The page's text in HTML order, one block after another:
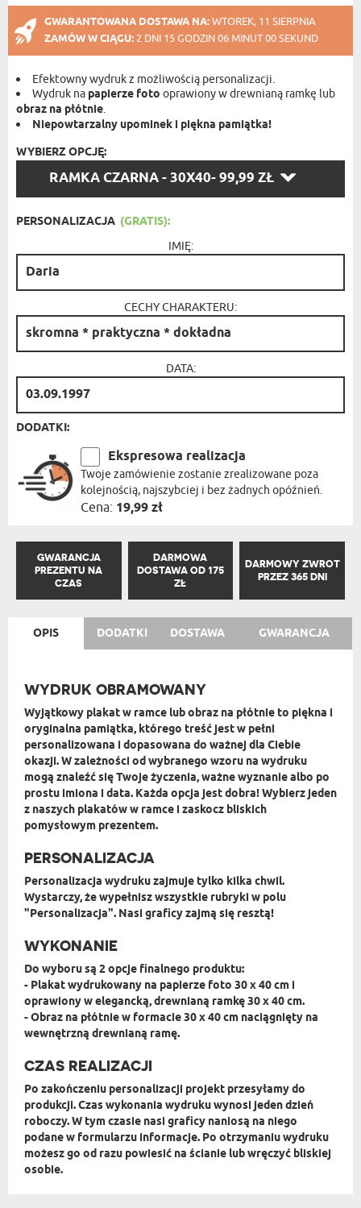
GWARANTOWANA DOSTAWA NA:WTOREK, 11 SIERPNIA
ZAMÓW W CIĄGU: 2 DNI 15 GODZIN 05 MINUT 59 SEKUND
Efektowny wydruk z możliwością personalizacji.
Wydruk na papierze foto oprawiony w drewnianą ramkę lub
obraz na płótnie.
Niepowtarzalny upominek i piękna pamiątka!
WYBIERZ OPCJĘ:
RAMKA CZARNA - 30X40- 99,99 ZŁ
WYBIERZ
OPCJĘ:
PERSONALIZACJA (GRATIS):
IMIĘ:
CECHY CHARAKTERU:
DATA:
DODATKI:
Ekspresowa realizacja
Twoje zamówienie zostanie zrealizowane poza
kolejnością, najszybciej i bez żadnych opóźnień.
Cena: 19,99 zł
GWARANCJA
PREZENTU NA
CZAS
DARMOWA
DOSTAWA OD 175
ZŁ
DARMOWY ZWROT
PRZEZ 365 DNI
OPIS DODATKI DOSTAWA GWARANCJA
WYDRUK OBRAMOWANY
Wyjątkowy plakat w ramce lub obraz na płótnie to piękna i
oryginalna pamiątka, którego treść jest w pełni
personalizowana i dopasowana do ważnej dla Ciebie
okazji. W zależności od wybranego wzoru na wydruku
mogą znaleźć się Twoje życzenia, ważne wyznanie albo po
prostu imiona i data. Każda opcja jest dobra! Wybierz jeden
z naszych plakatów w ramce i zaskocz bliskich
pomysłowym prezentem.
PERSONALIZACJA
Personalizacja wydruku zajmuje tylko kilka chwil.
Wystarczy, że wypełnisz wszystkie rubryki w polu
"Personalizacja". Nasi graficy zajmą się resztą!
WYKONANIE
Do wyboru są 2 opcje finalnego produktu:
- Plakat wydrukowany na papierze foto 30 x 40 cm i
oprawiony w elegancką, drewnianą ramkę 30 x 40 cm.
-Obraz na płótnie w formacie 30 x 40 cm naciągnięty na
wewnętrzną drewnianą ramę.
CZAS REALIZACJI
Po zakończeniu personalizacji projekt przesyłamy do
produkcji.Czas wykonania wydruku wynosi jeden dzień
roboczy. W tym czasie nasi graficy naniosą na niego
podane w formularzu informacje. Po otrzymaniu wydruku
możesz go od razu powiesić na ścianie lub wręczyć bliskiej
osobie.